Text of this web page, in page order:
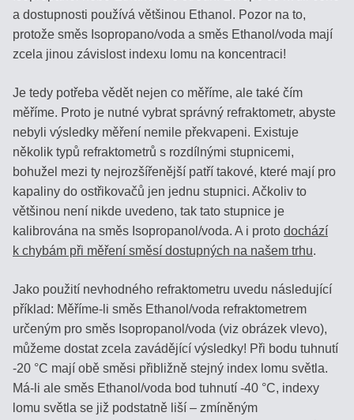
a dostupnosti používá většinou Ethanol. Pozor na to,
protože směs Isopropano/voda a směs Ethanol/voda mají
zcela jinou závislost indexu lomu na koncentraci!
Je tedy potřeba vědět nejen co měříme, ale také čím
měříme. Proto je nutné vybrat správný refraktometr, abyste
nebyli výsledky měření nemile překvapeni. Existuje
několik typů refraktometrů s rozdílnými stupnicemi,
bohužel mezi ty nejrozšířenější patří takové, které mají pro
kapaliny do ostřikovačů jen jednu stupnici. Ačkoliv to
většinou není nikde uvedeno, tak tato stupnice je
kalibrována na směs Isopropanol/voda. A i proto dochází
k chybám při měření směsí dostupných na našem trhu.
Jako použití nevhodného refraktometru uvedu následující
příklad: Měříme-li směs Ethanol/voda refraktometrem
určeným pro směs Isopropanol/voda (viz obrázek vlevo),
můžeme dostat zcela zavádějící výsledky! Při bodu tuhnutí
-20 °C mají obě směsi přibližně stejný index lomu světla.
Má-li ale směs Ethanol/voda bod tuhnutí -40 °C, indexy
lomu světla se již podstatně liší – zmíněným
AUTOMOBILY
BRIX
REFRAKČNÍ
INDEX
MOČ,
URINA
ROZTOKY,
SOLANKY
MLÉKO,
MLÉČNÉ
VÝROBKY